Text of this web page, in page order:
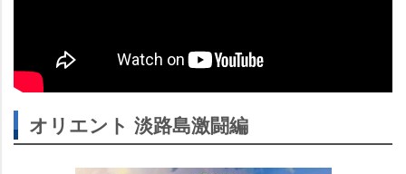
オリエント 淡路島激闘編